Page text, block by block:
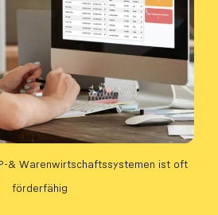
& Warenwirtschaftssystemen ist oft
förderfähig